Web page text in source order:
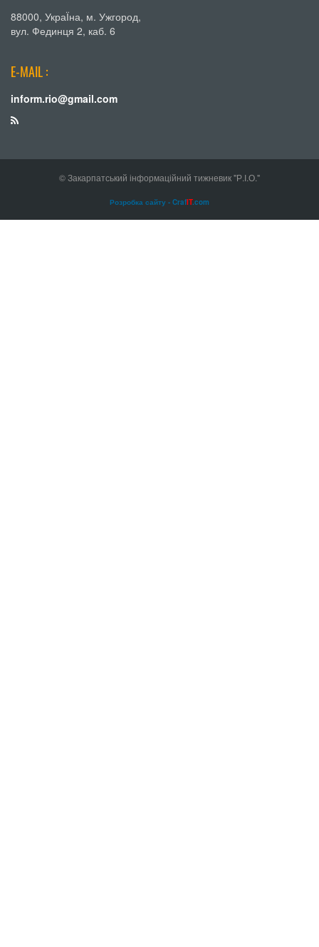
88000, УкраЇна, м. Ужгород,
вул. Фединця 2, каб. 6
E-MAIL :
inform.rio@gmail.com
© Закарпатський інформаційний тижневик "Р.І.О."
Розробка сайту - CrafIT.com